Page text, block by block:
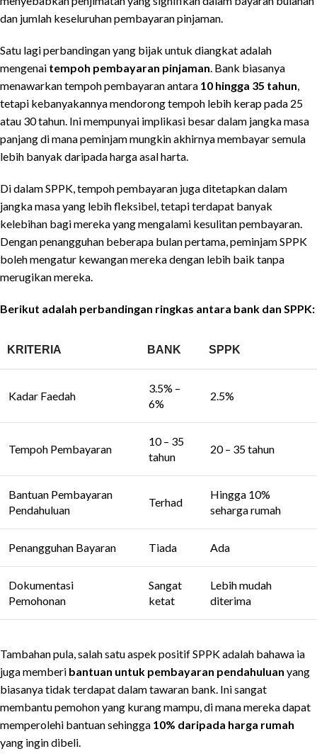
dan jumlah keseluruhan pembayaran pinjaman.
Satu lagi perbandingan yang bijak untuk diangkat adalah
mengenai tempoh pembayaran pinjaman . Bank biasanya
menawarkan tempoh pembayaran antara 10 hingga 35 tahun
tetapi kebanyakannya mendorong tempoh lebih kerap pada 25
atau 30 tahun. Ini mempunyai implikasi besar dalam jangka masa
panjang di mana peminjam mungkin akhirnya membayar semula
lebih banyak daripada harga asal harta.
Di dalam SPPK, tempoh pembayaran juga ditetapkan dalam
jangka masa yang lebih fleksibel, tetapi terdapat banyak
kelebihan bagi mereka yang mengalami kesulitan pembayaran.
Dengan penangguhan beberapa bulan pertama, peminjam SPPK
boleh mengatur kewangan mereka dengan lebih baik tanpa
merugikan mereka.
Berikut adalah perbandingan ringkas antara bank dan SPPK:
KRITERIA BANK SPPK
Kadar Faedah
3.5% –
6%
2.5%
Tempoh Pembayaran
10 – 35
tahun
20 – 35 tahun
Bantuan Pembayaran
Pendahuluan
Terhad
Hingga 10%
seharga rumah
Penangguhan Bayaran Tiada Ada
Dokumentasi
Pemohonan
Sangat
ketat
Lebih mudah
diterima
Tambahan pula, salah satu aspek positif SPPK adalah bahawa ia
juga memberi bantuan untuk pembayaran pendahuluan yang
biasanya tidak terdapat dalam tawaran bank. Ini sangat
membantu pemohon yang kurang mampu, di mana mereka dapat
memperolehi bantuan sehingga 10% daripada harga rumah
yang ingin dibeli.